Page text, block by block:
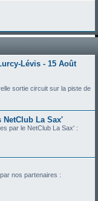
Lévis - 15 Août
sortie circuit sur la piste de
NetClub La Sax'
par le NetClub La Sax' :
nos partenaires :